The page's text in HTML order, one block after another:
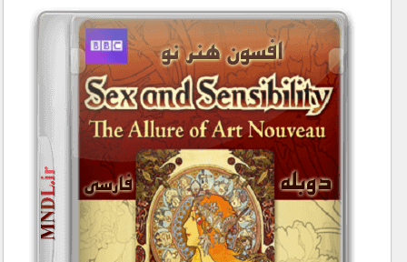
سازه/ معماری/ مهندسی
سرگرمی
شناخت کودکان
علم و فناوری
فرهنگ / هنر
کیهان / نجوم
گردشگری